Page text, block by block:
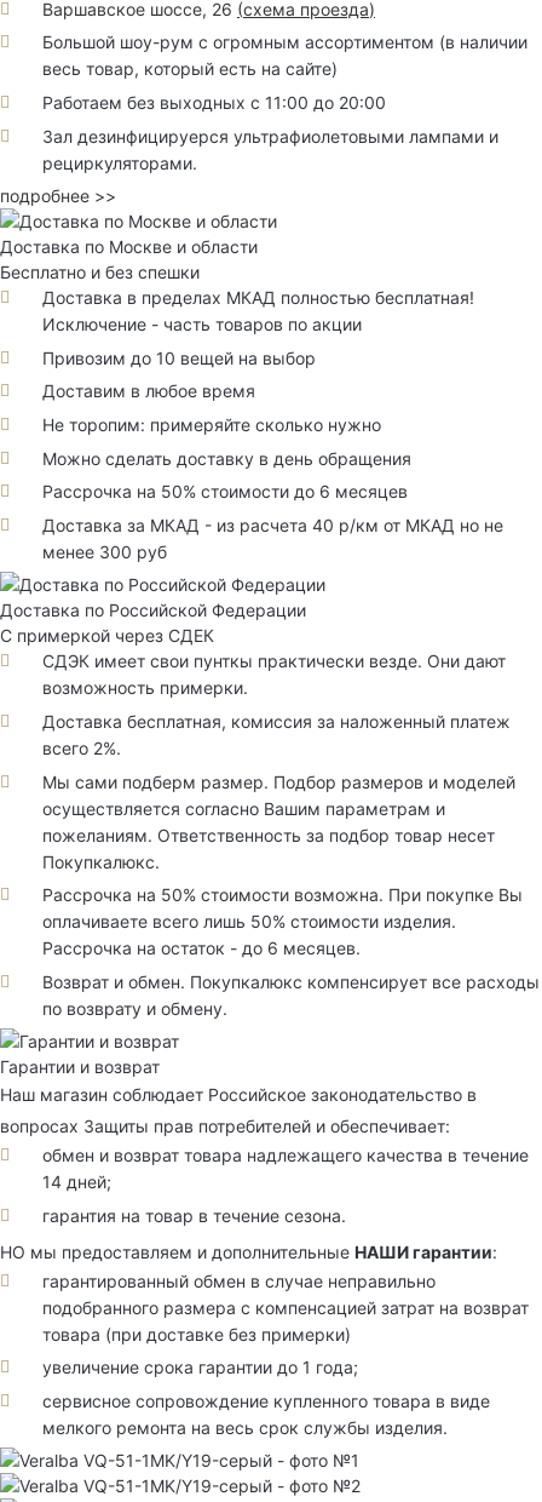
Варшавское шоссе, 26 (схема проезда)
Большой шоу-рум с огромным ассортиментом (в наличии
весь товар, который есть на сайте)
Работаем без выходных с 11:00 до 20:00
Зал дезинфицируерся ультрафиолетовыми лампами и
рециркуляторами.
подробнее >>
Доставка по Москве и области
Бесплатно и без спешки
Доставка в пределах МКАД полностью бесплатная!
Исключение - часть товаров по акции
Привозим до 10 вещей на выбор
Доставим в любое время
Не торопим: примеряйте сколько нужно
Можно сделать доставку в день обращения
Рассрочка на 50% стоимости до 6 месяцев
Доставка за МКАД - из расчета 40 р/км от МКАД но не
менее 300 руб
Доставка по Российской Федерации
С примеркой через СДЕК
СДЭК имеет свои пунткы практически везде. Они дают
возможность примерки.
Доставка бесплатная, комиссия за наложенный платеж
всего 2%.
Мы сами подберм размер. Подбор размеров и моделей
осуществляется согласно Вашим параметрам и
пожеланиям. Ответственность за подбор товар несет
Покупкалюкс.
Рассрочка на 50% стоимости возможна. При покупке Вы
оплачиваете всего лишь 50% стоимости изделия.
Рассрочка на остаток - до 6 месяцев.
Возврат и обмен. Покупкалюкс компенсирует все расходы
по возврату и обмену.
Гарантии и возврат
Наш магазин соблюдает Российское законодательство в
вопросах Защиты прав потребителей и обеспечивает:
обмен и возврат товара надлежащего качества в течение
14 дней;
гарантия на товар в течение сезона.
НО мы предоставляем и дополнительные НАШИ гарантии:
гарантированный обмен в случае неправильно
подобранного размера с компенсацией затрат на возврат
товара (при доставке без примерки)
увеличение срока гарантии до 1 года;
сервисное сопровождение купленного товара в виде
мелкого ремонта на весь срок службы изделия.